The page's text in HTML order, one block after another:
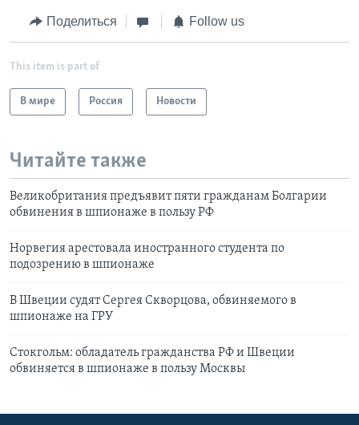
Поделиться Follow us
This item is part of
В мире Россия Новости
Читайте также
Великобритания предъявит пяти гражданам Болгарии
обвинения в шпионаже в пользу РФ
Норвегия арестовала иностранного студента по
подозрению в шпионаже
В Швеции судят Сергея Скворцова, обвиняемого в
шпионаже на ГРУ
Стокгольм: обладатель гражданства РФ и Швеции
обвиняется в шпионаже в пользу Москвы